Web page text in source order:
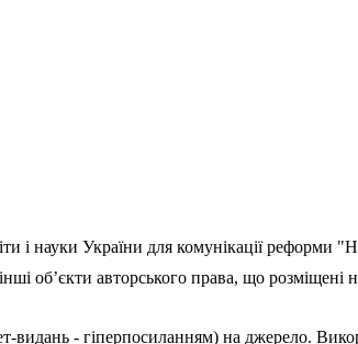
і науки України для комунікації реформи
об’єкти авторського права, що розміщені
видань - гіперпосиланням) на джерело.